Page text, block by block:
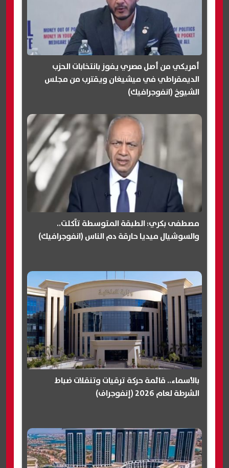
أمريكي من أصل مصري يفوز بانتخابات الحزب
الديمقراطي في ميشيغان ويقترب من مجلس
الشيوخ (انفوجرافيك)
مصطفى بكري: الطبقة المتوسطة تآكلت..
والسوشيال ميديا حارقة دم الناس (انفوجرافيك)
بالأسماء.. قائمة حركة ترقيات وتنقلات ضباط
الشرطة لعام 2026 (إنفوجراف)